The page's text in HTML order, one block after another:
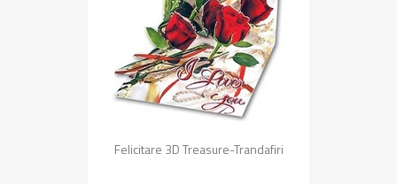
Felicitare 3D Treasure-Trandafiri